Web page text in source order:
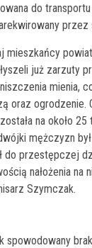
do
przez
mieszkańcy
już zarzuty
mienia,
oraz ogrodzenie.
na około 25
mężczyzn
do przestępczej
nałożenia na
Szymczak.
spowodowany